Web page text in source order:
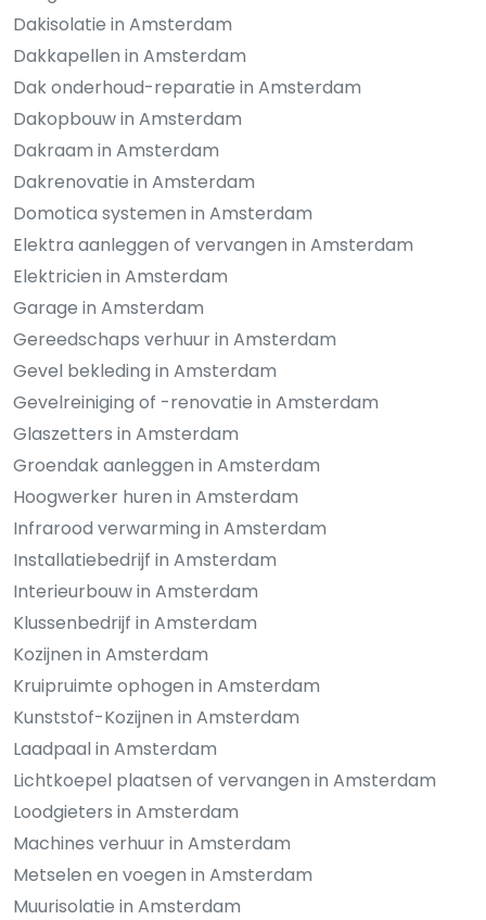
Dakisolatie in Amsterdam
Dakkapellen in Amsterdam
Dak onderhoud-reparatie in Amsterdam
Dakopbouw in Amsterdam
Dakraam in Amsterdam
Dakrenovatie in Amsterdam
Domotica systemen in Amsterdam
Elektra aanleggen of vervangen in Amsterdam
Elektricien in Amsterdam
Garage in Amsterdam
Gereedschaps verhuur in Amsterdam
Gevel bekleding in Amsterdam
Gevelreiniging of -renovatie in Amsterdam
Glaszetters in Amsterdam
Groendak aanleggen in Amsterdam
Hoogwerker huren in Amsterdam
Infrarood verwarming in Amsterdam
Installatiebedrijf in Amsterdam
Interieurbouw in Amsterdam
Klussenbedrijf in Amsterdam
Kozijnen in Amsterdam
Kruipruimte ophogen in Amsterdam
Kunststof-Kozijnen in Amsterdam
Laadpaal in Amsterdam
Lichtkoepel plaatsen of vervangen in Amsterdam
Loodgieters in Amsterdam
Machines verhuur in Amsterdam
Metselen en voegen in Amsterdam
Muurisolatie in Amsterdam